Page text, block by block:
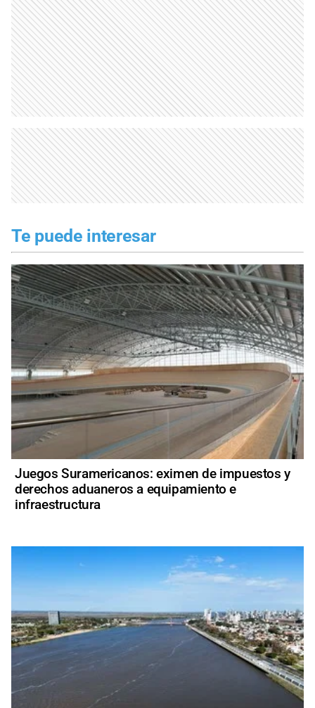
Te puede interesar
Juegos Suramericanos: eximen de impuestos y
derechos aduaneros a equipamiento e
infraestructura